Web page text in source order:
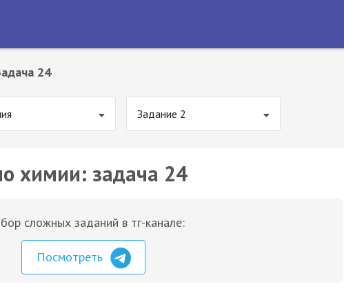
24
Задание 2
химии: задача 24
сложных заданий в тг-канале:
Посмотреть